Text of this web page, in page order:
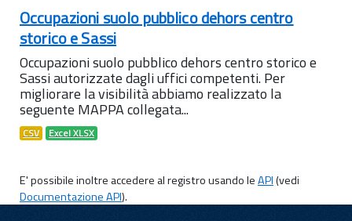
Occupazioni suolo pubblico dehors centro
storico e Sassi
Occupazioni suolo pubblico dehors centro storico e
Sassi autorizzate dagli uffici competenti. Per
migliorare la visibilità abbiamo realizzato la
seguente MAPPA collegata...
CSV Excel XLSX
E' possibile inoltre accedere al registro usando leAPI(vedi
Documentazione API).